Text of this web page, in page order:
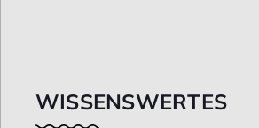
WISSENS­WERTES